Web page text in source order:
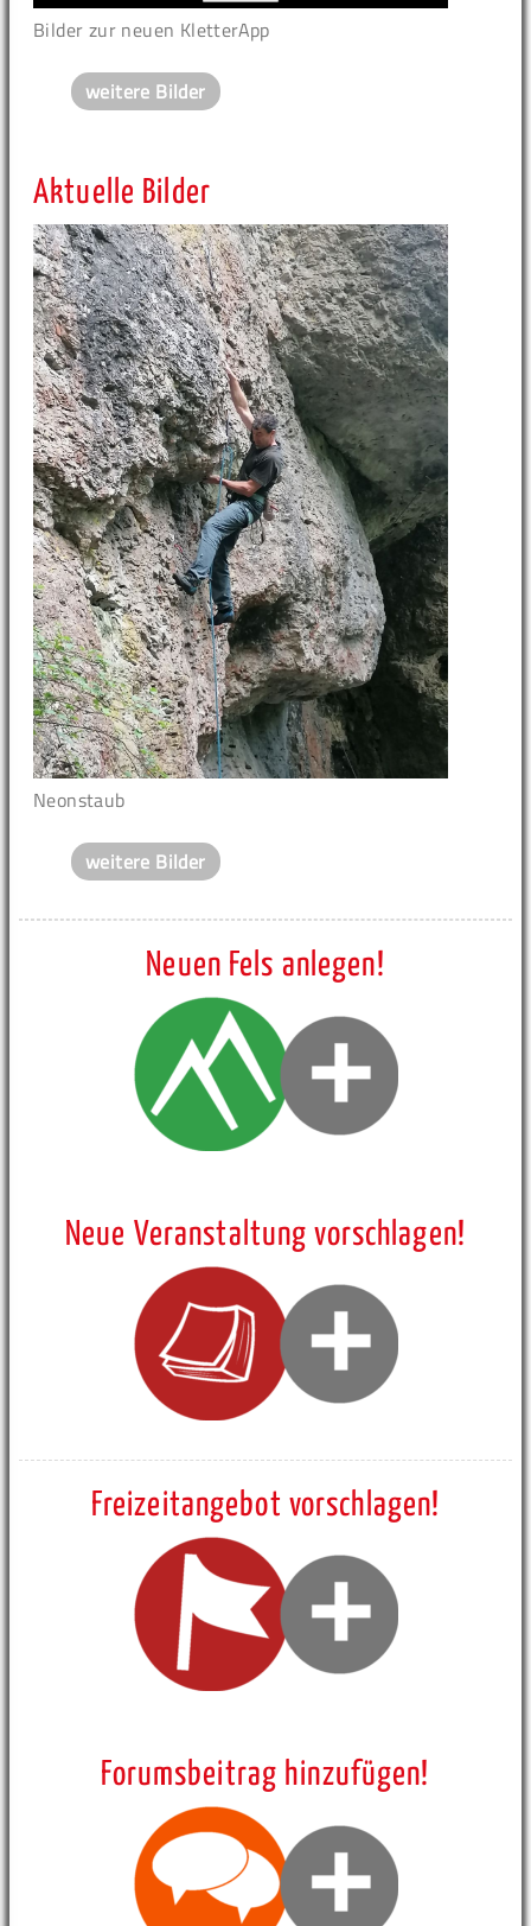
Bilder zur neuen KletterApp
weitere Bilder
Aktuelle Bilder
Neonstaub
weitere Bilder
Neuen Fels anlegen!
Neue Veranstaltung vorschlagen!
Freizeitangebot vorschlagen!
Forumsbeitrag hinzufügen!